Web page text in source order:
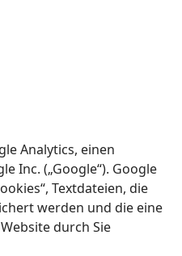
Analytics, einen
Inc. („Google“). Google
Textdateien, die
werden und die eine
durch Sie